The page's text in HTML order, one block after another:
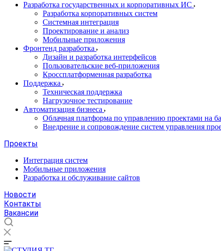
Разработка государственных и корпоративных ИС
Разработка корпоративных систем
Системная интеграция
Проектирование и анализ
Мобильные приложения
Фронтенд разработка
Дизайн и разработка интерфейсов
Пользовательские веб-приложения
Кроссплатформенная разработка
Поддержка
Техническая поддержка
Нагрузочное тестирование
Автоматизация бизнеса
Облачная платформа по управлению проектами на
Внедрение и сопровождение систем управления
Проекты
Интеграция систем
Мобильные приложения
Разработка и обслуживание сайтов
Новости
Контакты
Вакансии